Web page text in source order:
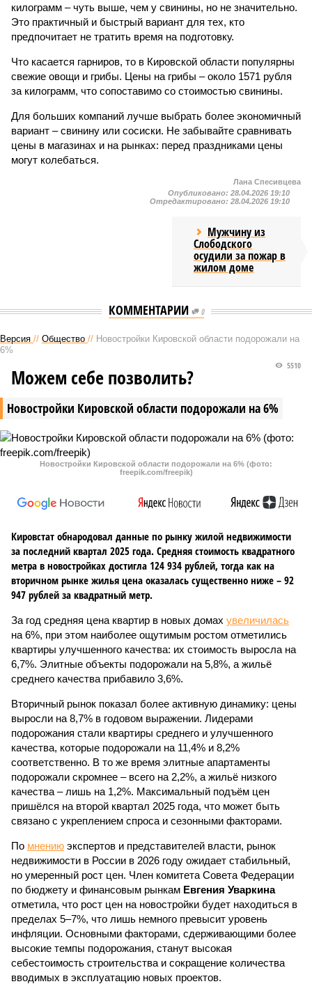
килограмм – чуть выше, чем у свинины, но не значительно.
Это практичный и быстрый вариант для тех, кто
предпочитает не тратить время на подготовку.
Что касается гарниров, то в Кировской области популярны
свежие овощи и грибы. Цены на грибы – около 1571 рубля
за килограмм, что сопоставимо со стоимостью свинины.
Для больших компаний лучше выбрать более экономичный
вариант – свинину или сосиски. Не забывайте сравнивать
цены в магазинах и на рынках: перед праздниками цены
могут колебаться.
Лана Спесивцева
Опубликовано: 28.04.2026 19:10
Отредактировано: 28.04.2026 19:10
Мужчину из
Слободского
осудили за пожар в
жилом доме
КОММЕНТАРИИ 0
Версия // Общество // Новостройки Кировской области подорожали на
6%
Новостройки Кировской области подорожали на 6%
5510
Можем себе позволить?
Новостройки Кировской области подорожали на 6% (фото:
freepik.com/freepik)
Кировстат обнародовал данные по рынку жилой недвижимости
за последний квартал 2025 года. Средняя стоимость квадратного
метра в новостройках достигла 124 934 рублей, тогда как на
вторичном рынке жилья цена оказалась существенно ниже – 92
947 рублей за квадратный метр.
За год средняя цена квартир в новых домах увеличилась
на 6%, при этом наиболее ощутимым ростом отметились
квартиры улучшенного качества: их стоимость выросла на
6,7%. Элитные объекты подорожали на 5,8%, а жильё
среднего качества прибавило 3,6%.
Вторичный рынок показал более активную динамику: цены
выросли на 8,7% в годовом выражении. Лидерами
подорожания стали квартиры среднего и улучшенного
качества, которые подорожали на 11,4% и 8,2%
соответственно. В то же время элитные апартаменты
подорожали скромнее – всего на 2,2%, а жильё низкого
качества – лишь на 1,2%. Максимальный подъём цен
пришёлся на второй квартал 2025 года, что может быть
связано с укреплением спроса и сезонными факторами.
По мнению экспертов и представителей власти, рынок
недвижимости в России в 2026 году ожидает стабильный,
но умеренный рост цен. Член комитета Совета Федерации
по бюджету и финансовым рынкам Евгения Уваркина
отметила, что рост цен на новостройки будет находиться в
пределах 5–7%, что лишь немного превысит уровень
инфляции. Основными факторами, сдерживающими более
высокие темпы подорожания, станут высокая
себестоимость строительства и сокращение количества
вводимых в эксплуатацию новых проектов.